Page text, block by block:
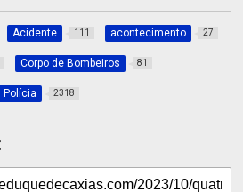
Acidente 111 acontecimento 27
Corpo de Bombeiros 81
Polícia 2318